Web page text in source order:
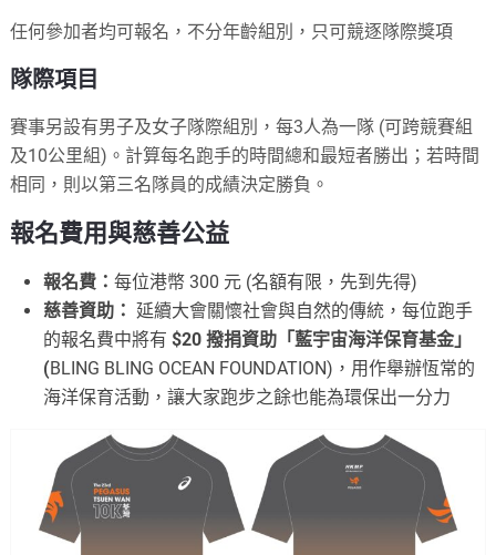
任何參加者均可報名，不分年齡組別，只可競逐隊際獎項
隊際項目
賽事另設有男子及女子隊際組別，每3人為一隊 (可跨競賽組
及10公里組)。計算每名跑手的時間總和最短者勝出；若時間
相同，則以第三名隊員的成績決定勝負。
報名費用與慈善公益
報名費：每位港幣 300 元 (名額有限，先到先得)
慈善資助： 延續大會關懷社會與自然的傳統，每位跑手
的報名費中將有$20 撥捐資助「藍宇宙海洋保育基金」
(BLING BLING OCEAN FOUNDATION)，用作舉辦恆常的
海洋保育活動，讓大家跑步之餘也能為環保出一分力